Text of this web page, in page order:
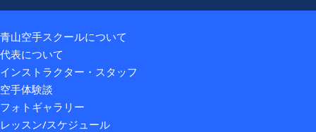
青山空手スクールについて
代表について
インストラクター・スタッフ
空手体験談
フォトギャラリー
レッスン/スケジュール